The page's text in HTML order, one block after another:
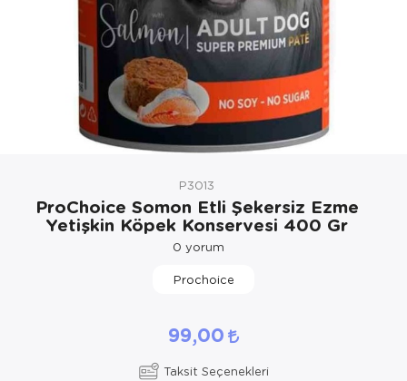
P3013
ProChoice Somon Etli Şekersiz Ezme
Yetişkin Köpek Konservesi 400 Gr
0 yorum
Prochoice
99,00
Taksit Seçenekleri